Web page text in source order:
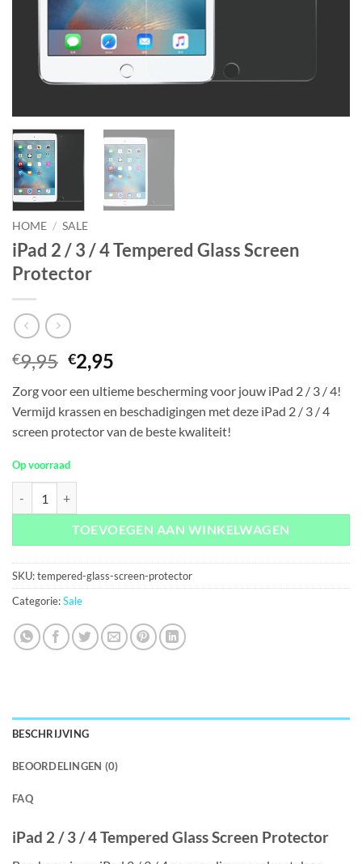
HOME / SALE
iPad 2 / 3 / 4 Tempered Glass Screen
Protector
€9,95 Oorspronkelijke
prijs
was:
€9,95.
€2,95
is:
€2,95.
Zorg voor een ultieme bescherming voor jouw iPad 2 / 3 / 4!
Vermijd krassen en beschadigingen met deze iPad 2 / 3 / 4
screen protector van de beste kwaliteit!
Op voorraad
TOEVOEGEN AAN WINKELWAGEN
SKU:tempered-glass-screen-protector
Categorie:Sale
BESCHRIJVING
BEOORDELINGEN (0)
FAQ
iPad 2 / 3 / 4 Tempered Glass Screen Protector